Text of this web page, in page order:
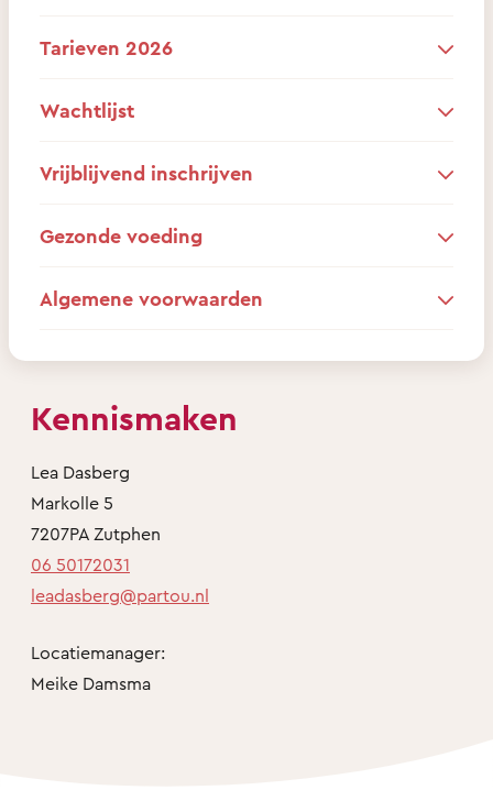
Tarieven 2026
Wachtlijst
Vrijblijvend inschrijven
Gezonde voeding
Algemene voorwaarden
Kennismaken
Lea Dasberg
Markolle 5
7207PA Zutphen
06 50172031
leadasberg@partou.nl
Locatiemanager:
Meike Damsma